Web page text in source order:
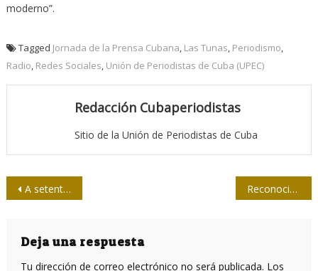
moderno”.
Tagged Jornada de la Prensa Cubana Las Tunas Periodismo
Radio Redes Sociales Unión de Periodistas de Cuba (UPEC)
Redacción Cubaperiodistas
Sitio de la Unión de Periodistas de Cuba
Navegación
entradas
A setenta y un años de un ultraje a José Martí Reconocimiento de la Upec al Ministerio de Comunicaciones
Deja una respuesta
Tu dirección de correo electrónico no será publicada. Los